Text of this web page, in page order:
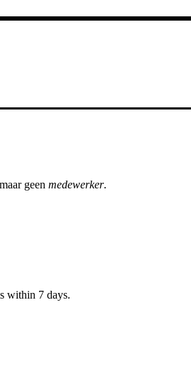
geen medewerker.
within 7 days.